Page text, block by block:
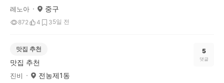
레노아 중구
872 4 35일 전
맛집 추천
맛집 추천
진비 전농제1동
5
댓글